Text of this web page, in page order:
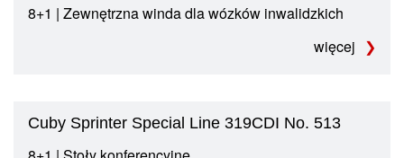
8+1 | Zewnętrzna winda dla wózków inwalidzkich
więcej
Cuby Sprinter Special Line 319CDI No. 513